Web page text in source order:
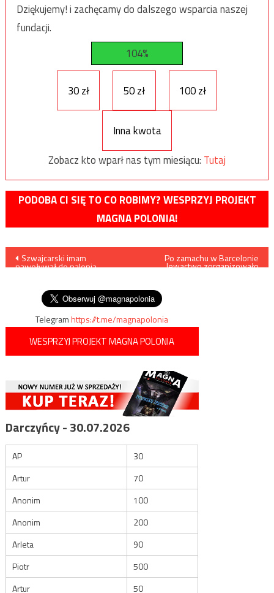
Dziękujemy! i zachęcamy do dalszego wsparcia naszej
fundacji.
104%
30 zł 50 zł 100 zł
Inna kwota
Zobacz kto wparł nas tym miesiącu: Tutaj
PODOBA CI SIĘ TO CO ROBIMY? WESPRZYJ PROJEKT
MAGNA POLONIA!
Nawigacja
Szwajcarski imam
nawoływał do palenia
Po zamachu w Barcelonie
lewactwo zorganizowało
Telegramhttps://t.me/magnapolonia
WESPRZYJ PROJEKT MAGNA POLONIA
Darczyńcy - 30.07.2026
AP
30
Artur
70
Anonim
100
Anonim
200
Arleta
90
Piotr
500
Artur
50